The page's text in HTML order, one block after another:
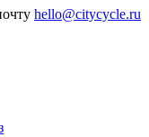
hello@citycycle.ru